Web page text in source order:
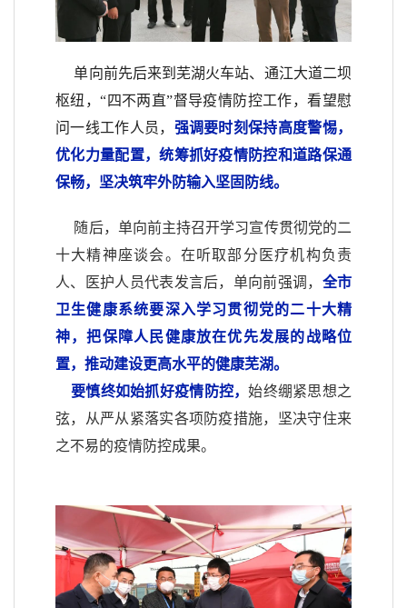
单向前先后来到芜湖火车站、通江大道二坝
枢纽，“四不两直”督导疫情防控工作，看望慰
问一线工作人员， 强调要时刻保持高度警惕，
优化力量配置，统筹抓好疫情防控和道路保通
保畅，坚决筑牢外防输入坚固防线。
随后，单向前主持召开学习宣传贯彻党的二
十大精神座谈会。在听取部分医疗机构负责
人、医护人员代表发言后，单向前强调， 全市
卫生健康系统要深入学习贯彻党的二十大精
神，把保障人民健康放在优先发展的战略位
置，推动建设更高水平的健康芜湖。
要慎终如始抓好疫情防控，始终绷紧思想之
弦，从严从紧落实各项防疫措施，坚决守住来
之不易的疫情防控成果。